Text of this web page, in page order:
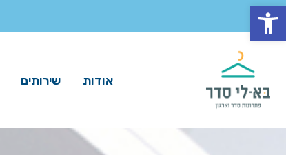
אודות שירותים
פתח סרגל נגישות